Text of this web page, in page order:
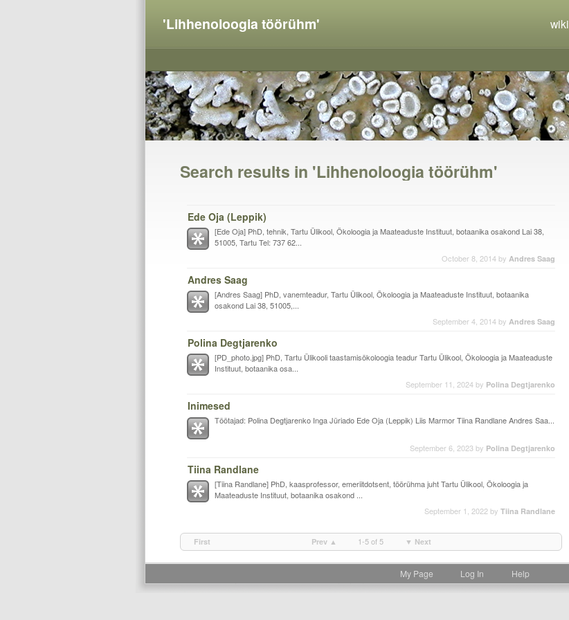
'Lihhenoloogia töörühm' wiki
Search results in 'Lihhenoloogia töörühm'
Ede Oja (Leppik)
[Ede Oja] PhD, tehnik, Tartu Ülikool, Ökoloogia ja Maateaduste Instituut, botaanika osakond Lai 38,
51005, Tartu Tel: 737 62...
October 8, 2014 by Andres Saag
Andres Saag
[Andres Saag] PhD, vanemteadur, Tartu Ülikool, Ökoloogia ja Maateaduste Instituut, botaanika
osakond Lai 38, 51005,...
September 4, 2014 by Andres Saag
Polina Degtjarenko
[PD_photo.jpg] PhD, Tartu Ülikooli taastamisökoloogia teadur Tartu Ülikool, Ökoloogia ja Maateaduste
Instituut, botaanika osa...
September 11, 2024 by Polina Degtjarenko
Inimesed
Töötajad: Polina Degtjarenko Inga Jüriado Ede Oja (Leppik) Liis Marmor Tiina Randlane Andres Saa...
September 6, 2023 by Polina Degtjarenko
Tiina Randlane
[Tiina Randlane] PhD, kaasprofessor, emeriitdotsent, töörühma juht Tartu Ülikool, Ökoloogia ja
Maateaduste Instituut, botaanika osakond ...
September 1, 2022 byTiina Randlane
First Prev ▲ 1-5 of 5 ▼ Next
My Page Log In Help